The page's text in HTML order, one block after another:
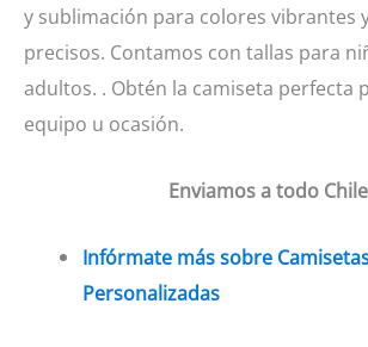
y sublimación para colores vibrantes
precisos. Contamos con tallas para
adultos. . Obtén la camiseta perfecta
equipo u ocasión.
Enviamos a todo Chile
Infórmate más sobre
Personalizadas